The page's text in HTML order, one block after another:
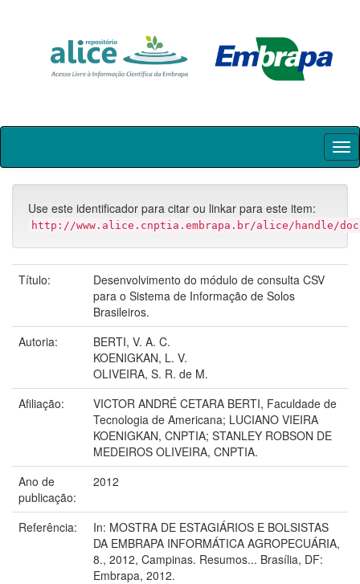
Skip
Use este identificador para citar ou linkar para este item:
http://www.alice.cnptia.embrapa.br/alice/handle/
Título:
Desenvolvimento do módulo de consulta CSV
para o Sistema de Informação de Solos
Brasileiros.
Autoria:
BERTI, V. A. C.
KOENIGKAN, L. V.
OLIVEIRA, S. R. de M.
Afiliação:
VICTOR ANDRÉ CETARA BERTI, Faculdade de
Tecnologia de Americana; LUCIANO VIEIRA
KOENIGKAN, CNPTIA; STANLEY ROBSON DE
MEDEIROS OLIVEIRA, CNPTIA.
Ano de
publicação:
2012
Referência:
In: MOSTRA DE ESTAGIÁRIOS E BOLSISTAS
DA EMBRAPA INFORMÁTICA AGROPECUÁRIA,
8., 2012, Campinas. Resumos... Brasília, DF:
Embrapa, 2012.